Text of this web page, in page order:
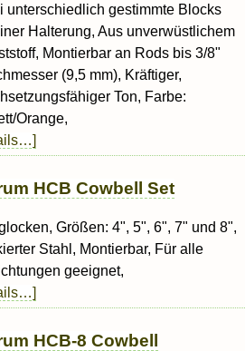
unterschiedlich gestimmte Blocks
Halterung, Aus unverwüstlichem
Montierbar an Rods bis 3/8"
(9,5 mm), Kräftiger,
Ton, Farbe:
Orange,
HCB Cowbell Set
Größen: 4", 5", 6", 7" und 8",
Stahl, Montierbar, Für alle
geeignet,
HCB-8 Cowbell